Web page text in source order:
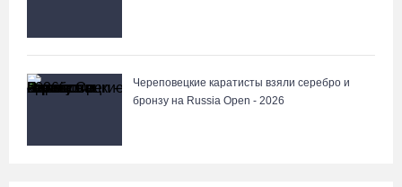
Череповецкие каратисты взяли серебро и
бронзу на Russia Open - 2026